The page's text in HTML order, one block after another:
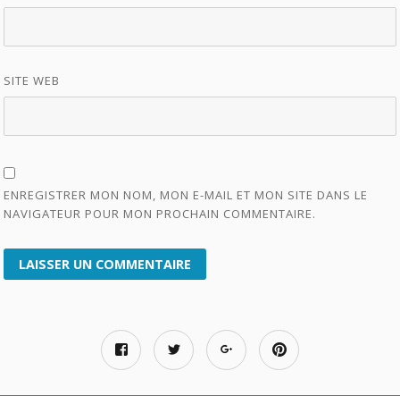
SITE WEB
ENREGISTRER MON NOM, MON E-MAIL ET MON SITE DANS LE
NAVIGATEUR POUR MON PROCHAIN COMMENTAIRE.